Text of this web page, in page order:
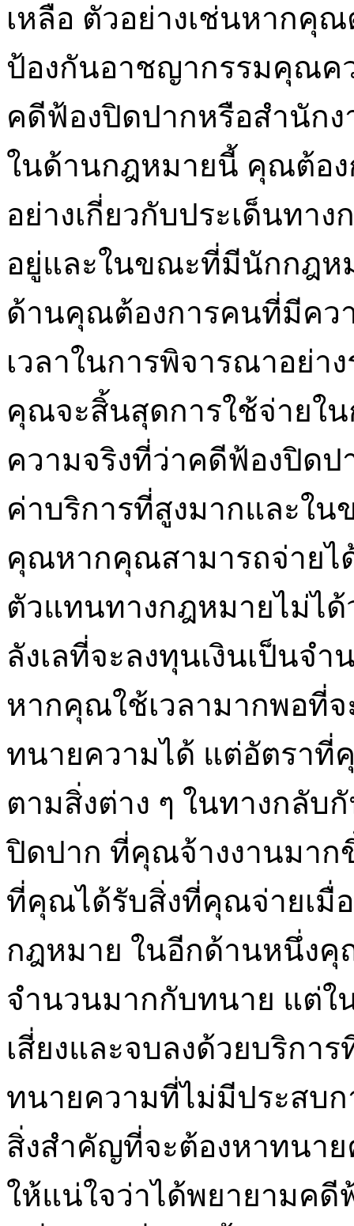
เหลือ ตัวอย่างเช่นหากคุ
ป้องกันอาชญากรรมคุณค
คดีฟ้องปิดปากหรือสำนัก
ในด้านกฎหมายนี้ คุณต้อ
อย่างเกี่ยวกับประเด็นทา
อยู่และในขณะที่มีนักกฎห
ด้านคุณต้องการคนที่มีคว
เวลาในการพิจารณาอย่า
คุณจะสิ้นสุดการใช้จ่ายใ
ความจริงที่ว่าคดีฟ้องปิดป
ค่าบริการที่สูงมากและใ
คุณหากคุณสามารถจ่ายไ
ตัวแทนทางกฎหมายไม่ได้
ลังเลที่จะลงทุนเงินเป็นจ
หากคุณใช้เวลามากพอที่จ
ทนายความได้ แต่อัตราที่
ตามสิ่งต่าง ๆ ในทางกลับ
ปิดปาก ที่คุณจ้างงานมาก
ที่คุณได้รับสิ่งที่คุณจ่ายเมื่
กฎหมาย ในอีกด้านหนึ่งคุ
จำนวนมากกับทนาย แต่ใ
เสี่ยงและจบลงด้วยบริกา
ทนายความที่ไม่มีประสบ
สิ่งสำคัญที่จะต้องหาทนา
ให้แน่ใจว่าได้พยายามค